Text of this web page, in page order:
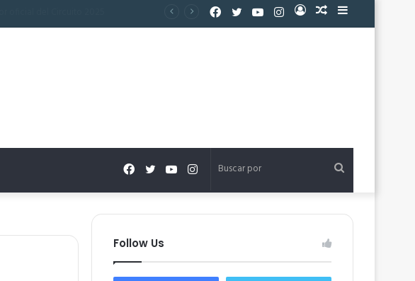
Barra
Publicación
Acceso
Instagram
YouTube
Twitter
Facebook
Buscar
por
Instagram
YouTube
Twitter
Facebook
Follow Us